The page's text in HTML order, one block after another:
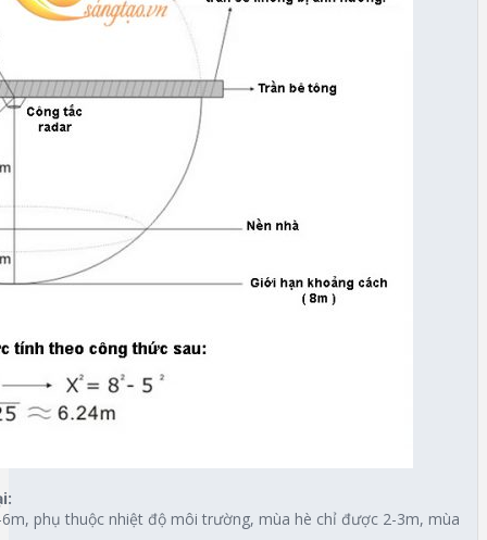
phụ thuộc nhiệt độ môi trường, mùa hè chỉ được 2-3m, mùa